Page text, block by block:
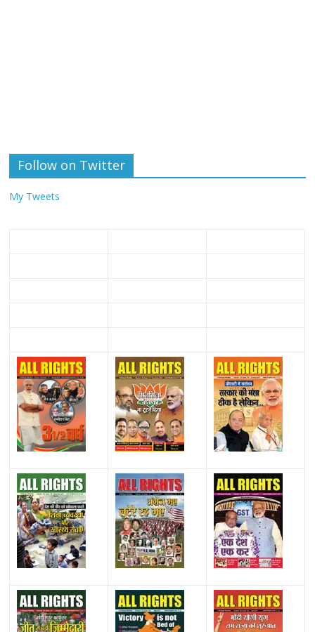
Follow on Twitter
My Tweets